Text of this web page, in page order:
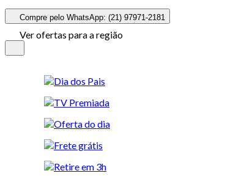
Compre pelo WhatsApp: (21) 97971-2181
Ver ofertas para a região